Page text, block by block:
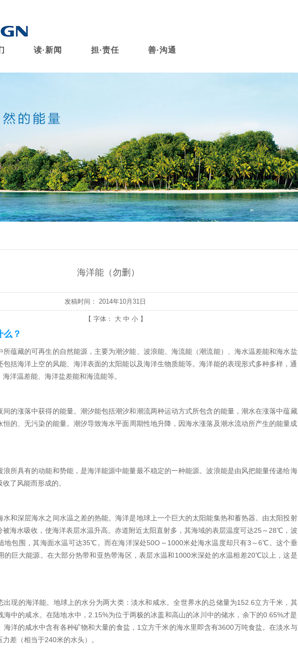
读·新闻 担·责任 善·沟通
海洋能（勿删）
发稿时间：2014年10月31日
【 字体： 大 中 小 】
么？
所蕴藏的可再生的自然能源，主要为潮汐能、波浪能、海流能（潮流能）、海水温差能和海水盐
包括海洋上空的风能、海洋表面的太阳能以及海洋生物质能等。海洋能的表现形式多种多样，通
洋温差能、海洋盐差能和海流能等。
间的涨落中获得的能量。潮汐能包括潮汐和潮流两种运动方式所包含的能量，潮水在涨落中蕴藏
恒的、无污染的能量。潮汐导致海水平面周期性地升降，因海水涨落及潮水流动所产生的能量成
浪所具有的动能和势能，是海洋能源中能量最不稳定的一种能源。波浪能是由风把能量传递给海
了风能而形成的。
水和深层海水之间水温之差的热能。海洋是地球上一个巨大的太阳能集热和蓄热器。由太阳投射
被海水吸收，使海洋表层水温升高。赤道附近太阳直射多，其海域的表层温度可达25～28℃，波
地包围，其海面水温可达35℃。而在海洋深处50O～1000米处海水温度却只有3～6℃。这个垂
的巨大能源。在大部分热带和亚热带海区，表层水温和1000米深处的水温相差20℃以上，这是
出现的海洋能。地球上的水分为两大类：淡水和咸水。全世界水的总储量为152.6立方千米，其
海中的咸水。在陆地水中，2.15%为位于两极的冰盖和高山的冰川中的储水，余下的0.65%才是
海洋的咸水中含有各种矿物和大量的食盐，1立方千米的海水里即含有3600万吨食盐。在淡水与
差（相当于240米的水头）。